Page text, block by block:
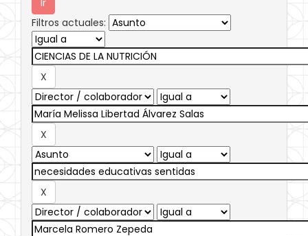
Filtros actuales: